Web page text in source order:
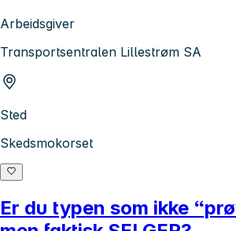
Arbeidsgiver
Transportsentralen Lillestrøm SA
Sted
Skedsmokorset
Er du typen som ikke